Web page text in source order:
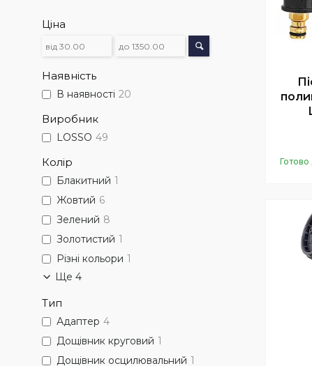
Готово
Ціна
Наявність
В наявності 20
Виробник
LOSSO 49
Колір
Блакитний 1
Жовтий 6
Зелений 8
Золотистий 1
Різні кольори 1
Ще 4
Тип
Адаптер 4
Дощівник круговий 1
Дощівник осцилювальний 1